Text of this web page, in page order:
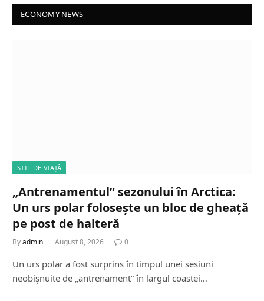
ECONOMY NEWS
STIL DE VIAȚĂ
„Antrenamentul” sezonului în Arctica:
Un urs polar folosește un bloc de gheață
pe post de halteră
Byadmin August 8, 2026 0
Un urs polar a fost surprins în timpul unei sesiuni
neobișnuite de „antrenament” în largul coastei…